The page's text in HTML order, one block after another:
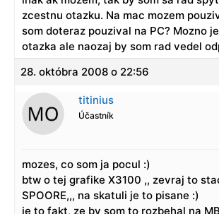
zcestnu otazku. Na mac mozem
som doteraz pouzival na PC? Mozno
otazka ale naozaj by som rad vedel
28. októbra 2008 o 22:56
titinius
Účastník
mozes, co som ja pocul :)
btw o tej grafike X3100 ,, zevraj to
SPOORE,,, na skatuli je to pisane :)
je to fakt, ze by som to rozbehal na